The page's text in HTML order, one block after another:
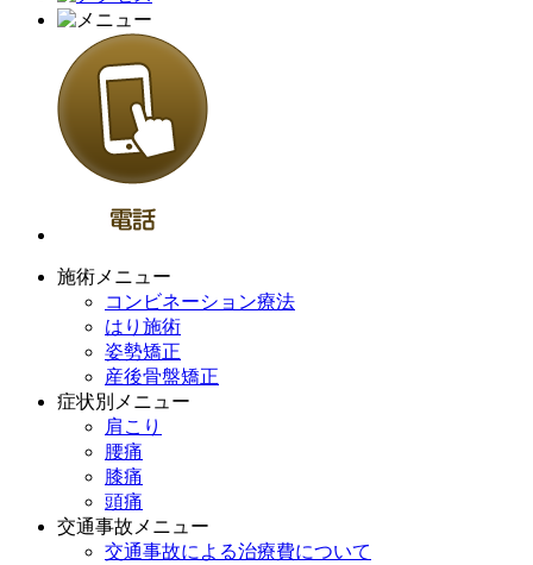
施術メニュー
コンビネーション療法
はり施術
姿勢矯正
産後骨盤矯正
症状別メニュー
肩こり
腰痛
膝痛
頭痛
交通事故メニュー
交通事故による治療費について